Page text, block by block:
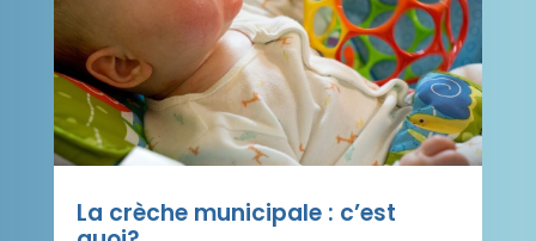
La crèche municipale : c’est